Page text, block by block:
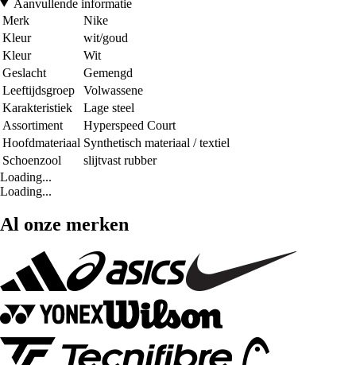
Aanvullende informatie
Merk
Nike
Kleur
wit/goud
Kleur
Wit
Geslacht
Gemengd
Leeftijdsgroep
Volwassene
Karakteristiek
Lage steel
Assortiment
Hyperspeed Court
Hoofdmateriaal Synthetisch materiaal / textiel
Schoenzool
slijtvast rubber
Loading...
Loading...
Al onze merken